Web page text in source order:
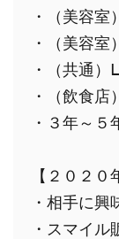
・（美容
・（美容
・（共通）
・（飲食
・３年～５
【２０２０
・相手に興
・スマイル